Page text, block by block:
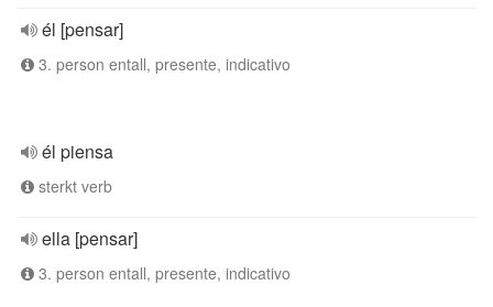
él [pensar]
3. person entall, presente, indicativo
él piensa
sterkt verb
ella [pensar]
3. person entall, presente, indicativo